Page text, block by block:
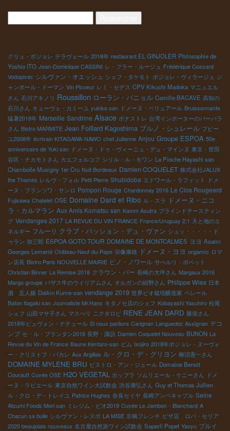
は当然のこと。 今や、ボルドー、ブルゴーニュのGrand Cruの醸
造元の多くがBio栽培を取り入れるようになった。 当たり前のこと
だ。 一本何万円もするワインを造るのに、農薬・化学肥料をバン
バンに使って、楽な農業をして宣伝費だけを膨大に使ってグラン
クリュの地位を継続するのに限界を感じてきたのだろう。 ワイン
造りの基本である農作業に最大の経費を使うのは普通のこと。 ワ
イン業界の中で、こんなに活発にワイン見本市をやっているのは
Bio・自然派ワインの醸造家達だけ。 彼らのPassionが、ワイン業
界の大切なことを変える原動力になっていることは間違えのない
ことだ。 最低限、自分達が生計をたてる為に地球を汚すことは止
めてもらいたい。地球は皆の家だ。 “美味しいワイン”と“地球にや
さしい”は両立する。
クリュ・ボジョレ テラヴェール 2018年 restaurant EL GINJOLER Philosophie de
Yoshio ITO Jean-Dominique CASSINI レ・フラー・ルージュ Frédérique Cossard
Vodopivec シルヴァン・オエッシュ シェフ・タケモト ボジョレ・ヴィラージュ ジ
ャンポール・ドーマン Vin Picoeur レミ・セデス CPV Kikuchi Madoka マニュエル
さん 石川アキノリ Roussillon ローラン・バニョル Camille BACAVE 高知の
石川さん キューヴェ・カミーユ yukiko san ドメーヌ・ベリュアール Bruissonnante
猛暑2018年 Marseille Sandrine Alsace ボナストレ 台湾インポーターのバーバラ
さん Bistro MARMITE Jean Foillard Kagoshima ブルノ・シュレール プピー
ユ2008年 écrivain KITAGAWA-NAWO chef Julianne Anjou Groupe ESPOA 50e
anniversaire de Yuki san ドメーヌ・ドゥ・ヴィーニュ・デュ・マインヌ 東京・世田
谷区・ナカモトさん カエフェルコフ シリル・ル・モワン La Pioche Hayashi san
Chambolle Musigny 1er Cru Nuit Bordeaux Damien COQUELET 株式会社JALUX
the Thames レルヴ・フォル Petit Pierre Shubidoba エドワール・ラフィット
ドメ
ーヌ・フランソワ・サンロ Pompon Rouge Chardonnay 2016 Le Clos Rougeard
Fujisawa Chatelet OSE Domaine Dard et Ribo ル・スラ
ドメーヌ・ニコ
ラ・カルマラン Aux Amis Komatsu san Kamm Asutra ブラインドテースティン
グ Vendanges 2017 LA REVUE DU VIN FRANCE France/Uruguay 2:1 天と地のエ
ネルギー フルーリ クラブ・パッション・デュ・ヴァン シュッ・・・・・ド
ゥラン 弥三郎 ESPOA GOTO TOUR DOMAINE DE MONTCALMES ヨヨ Asami
Georges Lemarié Château-Neuf-du-Pape 宗像康雄 ドメーヌ・ヨヨ orgamic ロマ
ン店長 Bistro Paris NOUVELLE MAIRIE ピノ・ノワール サぺルリ・ポペット
Christian Binner La Remise 2018 クラウン・バー 長崎の大坪さん Margaux 2016
Margo groupe バザス牛のウイリアムさん オルガンの紺野さん Philippe Wies 日本
酒 五人娘 Daikin Kume-san vendange 2019 世界ビオ栽培醸造家 ベレール
Baton Itagaki san Journaliste Mr.Hans キタノセ店のシェフ Kobayashi Yasuhiro 松尾
シェフ 山田マサ子さん マスぺリ ニクタロピ RENE JEAN DARD 勝俣さん
2018年ビュヴォン・ナチュール Si nous parlions Carignan Languedoc Assignan デコ
ンブ セ・ル・プランタン2016 長野・諏訪 Damien Coquelet Nouveau BUNON La
Revue du Vin de France Baune Kentaro-san ビム Isojiro 2018年ボジョレ・ヌーヴォ
ー・クリストフ・パカレ Aux Argillas ル・クロ・デ・グリヨン 柳沼憲一さん
DOMAINE MYLENE BRU ビストロ・アン・ジュール Domaine Benoit
Courault Cuvée OSE H2O VEGETAL ホップラ ソムリエール・ケニーさん ドメ
ーヌ・ラピエール 東京自然ワイン大試飲会 渋谷康弘さん Guy et Thomas Jullien
ル・クロ・デ・トレイユ Patrice Hughes 奈良セイヤ 長崎アンペキャブル Seine
Atsumi Foods Mori san ミレジム・ビオ2019 Cuvée Le Jambon・Blanchard A
Chacun sa bulle シルヴァン・レスポ LA MISE 京橋フレンチ ピザ店 ロバ・セリア
2020 beaujolais nouveaux 名古屋自然派ワイン試飲会 Saperli Popet Yaoyu ブルイ